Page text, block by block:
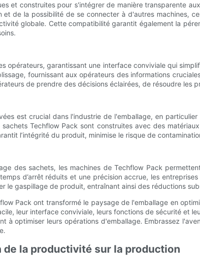
et construites pour s'intégrer de manière transparente
de la possibilité de se connecter à d'autres machines,
globale. Cette compatibilité garantit également la
opérateurs, garantissant une interface conviviale qui
fournissant aux opérateurs des informations
de prendre des décisions éclairées, de résoudre les
est crucial dans l'industrie de l'emballage, en
Techflow Pack sont construites avec des
l’intégrité du produit, minimise le risque de
des sachets, les machines de Techflow Pack
d’arrêt réduits et une précision accrue, les
le gaspillage de produit, entraînant ainsi des réductions
Pack ont ​​transformé le paysage de l'emballage en
leur interface conviviale, leurs fonctions de sécurité et
à optimiser leurs opérations d'emballage. Embrassez
de la productivité sur la production